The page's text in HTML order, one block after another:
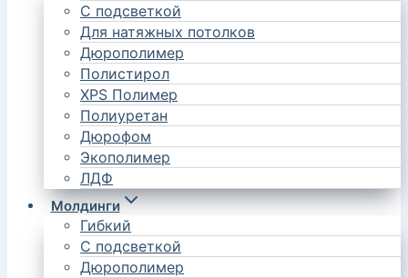
С подсветкой
Для натяжных потолков
Дюрополимер
Полистирол
XPS Полимер
Полиуретан
Дюрофом
Экополимер
ЛДФ
Молдинги
Гибкий
С подсветкой
Дюрополимер